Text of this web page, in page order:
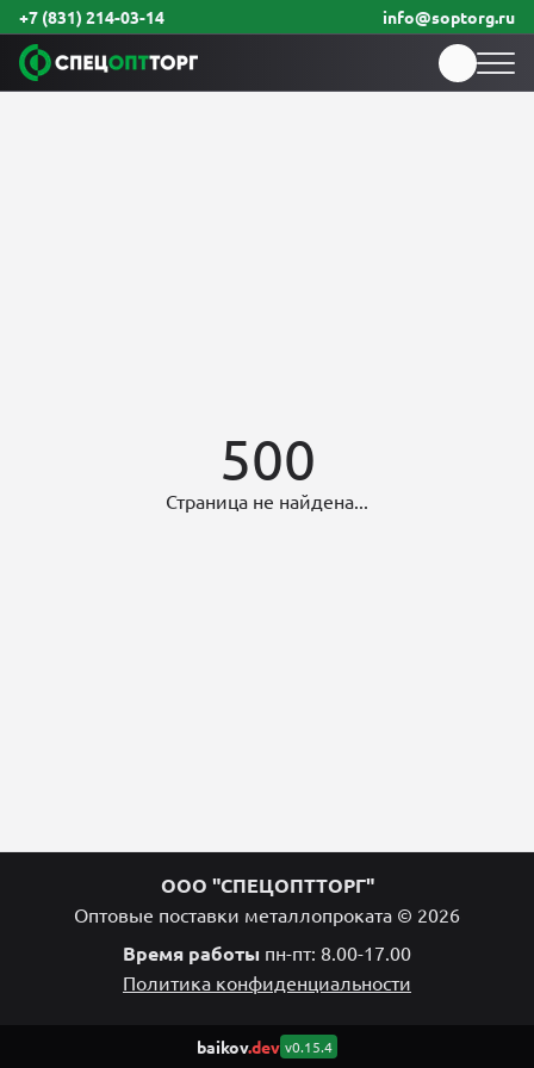
+7 (831) 214-03-14 info@soptorg.ru
500
Страница не найдена...
ООО "СПЕЦОПТТОРГ"
Оптовые поставки металлопроката © 2026
Время работы пн-пт: 8.00-17.00
Политика конфиденциальности
baikov.dev v0.15.4